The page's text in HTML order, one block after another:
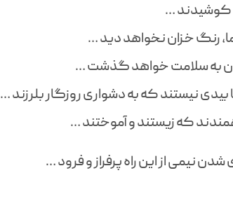
کوشیدند …
رنگ خزان نخواهد دید …
به سلامت خواهد گذشت …
بیدی نیستند که به دشواری روزگار بلرزند …
که زیستند و آموختند …
نیمی از این راه پرفراز و فرود …